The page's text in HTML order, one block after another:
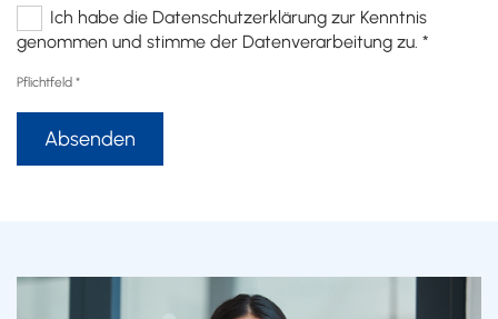
Ich habe die Datenschutzerklärung zur Kenntnis
genommen und stimme der Datenverarbeitung zu. *
Pflichtfeld *